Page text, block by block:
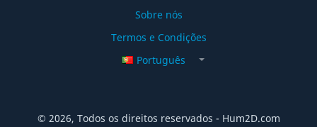
Sobre nós
Termos e Condições
Português
© 2026, Todos os direitos reservados - Hum2D.com